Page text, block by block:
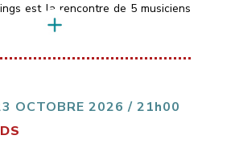
est la rencontre de 5 musiciens
qui soignent leur identité
Blues, Soul, Rhythm & Blues
OCTOBRE 2026 / 21h00